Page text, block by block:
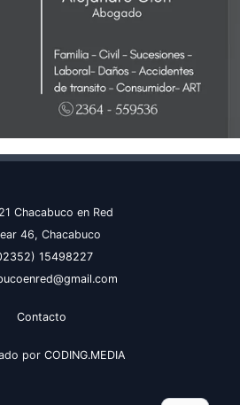
Chacabuco en Red
46, Chacabuco
15498227
Contacto
por CODING.MEDIA